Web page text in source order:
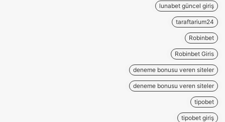
lunabet güncel giriş
taraftarium24
Robinbet
Robinbet Giris
deneme bonusu veren siteler
deneme bonusu veren siteler
tipobet
tipobet giriş